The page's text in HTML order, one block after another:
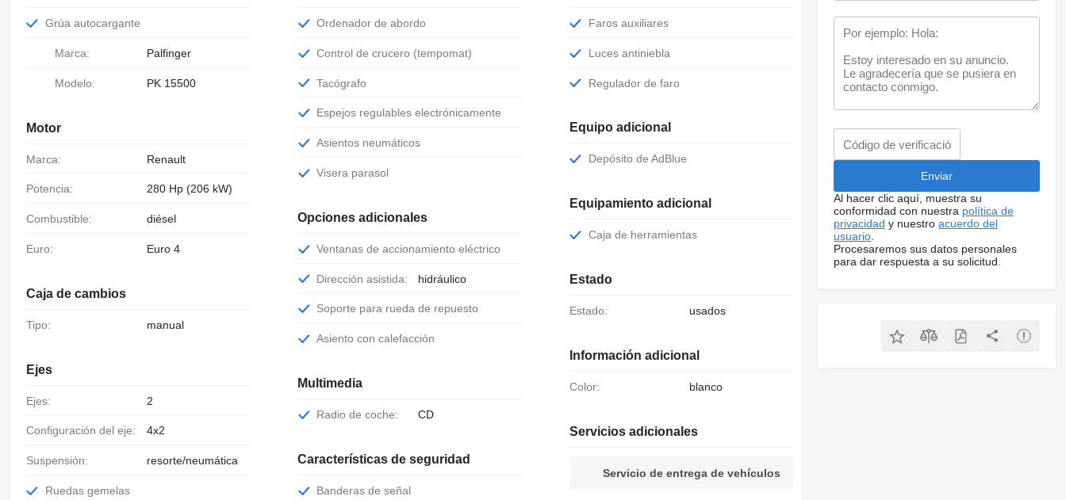
Grúa autocargante
Marca: Palfinger
Modelo: PK 15500
Motor
Marca: Renault
Potencia: 280 Hp (206 kW)
Combustible: diésel
Euro: Euro 4
Caja de cambios
Tipo: manual
Ejes
Ejes: 2
Configuración del eje: 4x2
Suspensión: resorte/neumática
Ruedas gemelas
Ordenador de abordo
Control de crucero (tempomat)
Tacógrafo
Espejos regulables electrónicamente
Asientos neumáticos
Visera parasol
Opciones adicionales
Ventanas de accionamiento eléctrico
Dirección asistida: hidráulico
Soporte para rueda de repuesto
Asiento con calefacción
Multimedia
Radio de coche: CD
Características de seguridad
Banderas de señal
Faros auxiliares
Luces antiniebla
Regulador de faro
Equipo adicional
Depósito de AdBlue
Equipamiento adicional
Caja de herramientas
Estado
Estado: usados
Información adicional
Color: blanco
Servicios adicionales
Servicio de entrega de vehículos
Al hacer clic aquí, muestra su
conformidad con nuestra política de
privacidad y nuestroacuerdo del
usuario
Procesaremos sus datos personales
para dar respuesta a su solicitud.